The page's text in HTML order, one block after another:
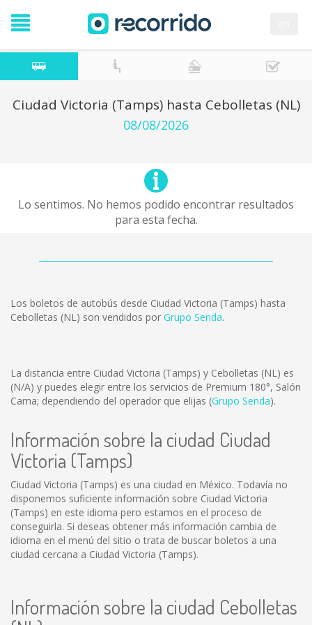
Ciudad Victoria (Tamps) hasta Cebolletas (NL)
08/08/2026
Lo sentimos. No hemos podido encontrar resultados
para esta fecha.
Los boletos de autobús desde Ciudad Victoria (Tamps) hasta
Cebolletas (NL) son vendidos por Grupo Senda.
La distancia entre Ciudad Victoria (Tamps) y Cebolletas (NL) es
(N/A) y puedes elegir entre los servicios de Premium 180°, Salón
Cama; dependiendo del operador que elijas (Grupo Senda).
Información sobre la ciudad Ciudad
Victoria (Tamps)
Ciudad Victoria (Tamps) es una ciudad en México. Todavía no
disponemos suficiente información sobre Ciudad Victoria
(Tamps) en este idioma pero estamos en el proceso de
conseguirla. Si deseas obtener más información cambia de
idioma en el menú del sitio o trata de buscar boletos a una
ciudad cercana a Ciudad Victoria (Tamps).
Información sobre la ciudad Cebolletas